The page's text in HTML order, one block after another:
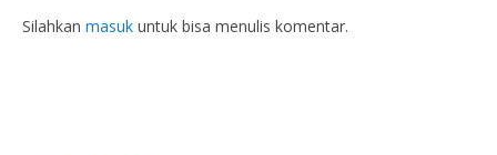
Silahkan masuk untuk bisa menulis komentar.